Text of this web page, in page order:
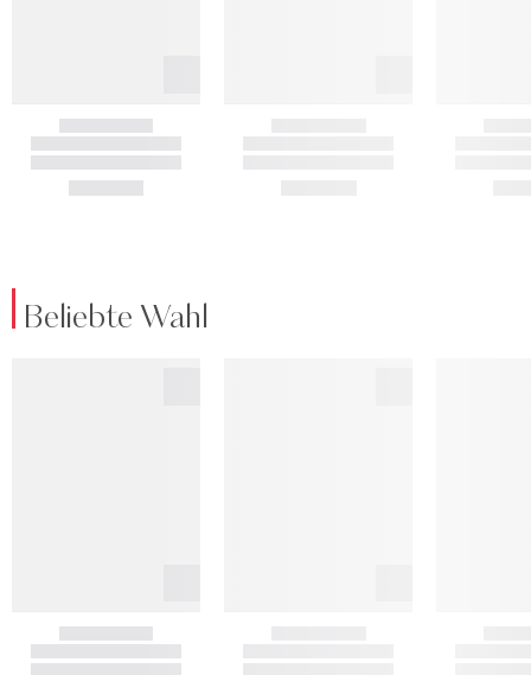
Beliebte Wahl